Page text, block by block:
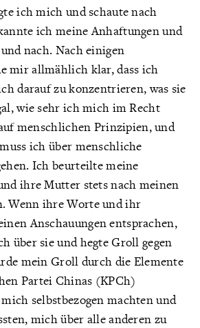
ich mich und schaute nach
ich meine Anhaftungen und
nach. Nach einigen
mir allmählich klar, dass ich
darauf zu konzentrieren, was sie
wie sehr ich mich im Recht
menschlichen Prinzipien, und
ich über menschliche
Ich beurteilte meine
ihre Mutter stets nach meinen
Wenn ihre Worte und ihr
Anschauungen entsprachen,
über sie und hegte Groll gegen
mein Groll durch die Elemente
Partei Chinas (KPCh)
selbstbezogen machten und
mich über alle anderen zu